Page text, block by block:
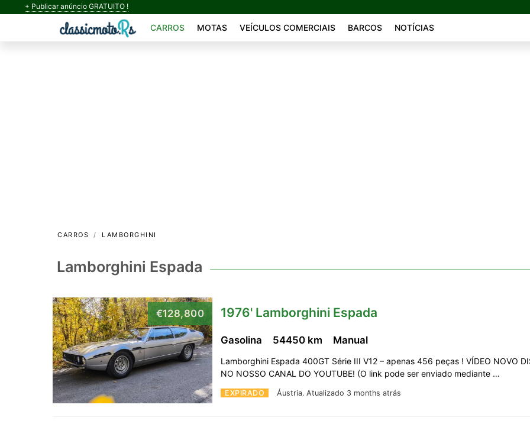
+ Publicar anúncio GRATUITO !
CARROS MOTAS VEÍCULOS COMERCIAIS BARCOS NOTÍCIAS
CARROS LAMBORGHINI
Lamborghini Espada
€128,800 1976' Lamborghini Espada
EXPIRADO Áustria. Atualizado 3 months atrás
Gasolina 54450 km Manual
Lamborghini Espada 400GT Série III V12 – apenas 456 peças ! VÍDEO NOVO
NO NOSSO CANAL DO YOUTUBE! (O link pode ser enviado mediante …